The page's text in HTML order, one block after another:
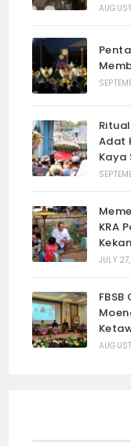
Adat
Kaya
KRA
JULY